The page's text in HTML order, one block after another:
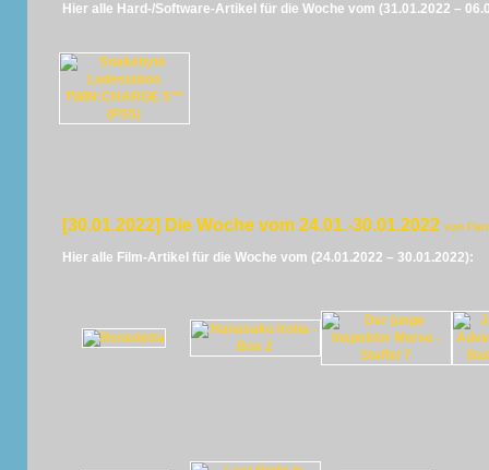
Hier alle Hard-/Software-Artikel für die Woche vom (31.01.2022 –
[30.01.2022] Die Woche vom 24.01.-30.01.2022 von
Hier alle Film-Artikel für die Woche vom (24.01.2022 – 30.01.2022):